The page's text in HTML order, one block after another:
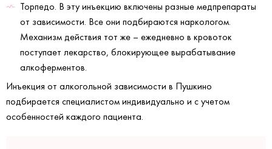
Торпедо. В эту инъекцию включены разные медпрепараты
от зависимости. Все они подбираются наркологом.
Механизм действия тот же – ежедневно в кровоток
поступает лекарство, блокирующее вырабатывание
алкоферментов.
Инъекция от алкогольной зависимости в Пушкино
подбирается специалистом индивидуально и с учетом
особенностей каждого пациента.